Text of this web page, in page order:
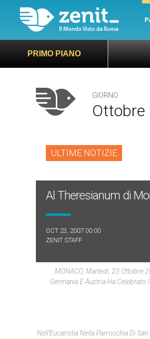
PRIMO PIANO
GIORNO
Ottobre
ULTIME NOTIZIE
Al Theresianum di
OCT 23, 2007 00:00
ZENIT STAFF
MONACO, Martedì, 23 Ottobre
Germania E Austria Ha Celebrato
Nell’Eucaristia Nella Parrocchia Di